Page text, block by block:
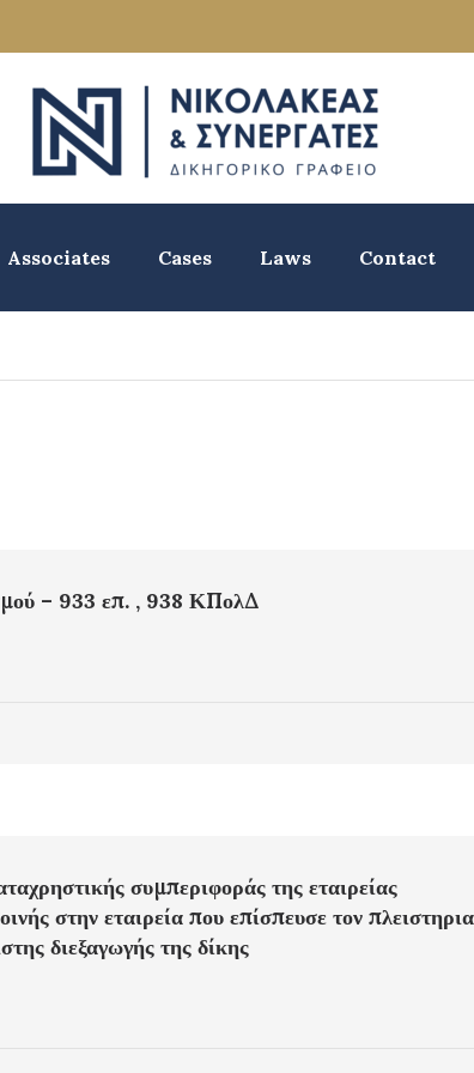
Associates Cases Laws Contact
– 933 επ. , 938 ΚΠολΔ
συμπεριφοράς της εταιρείας
στην εταιρεία που επίσπευσε τον
διεξαγωγής της δίκης